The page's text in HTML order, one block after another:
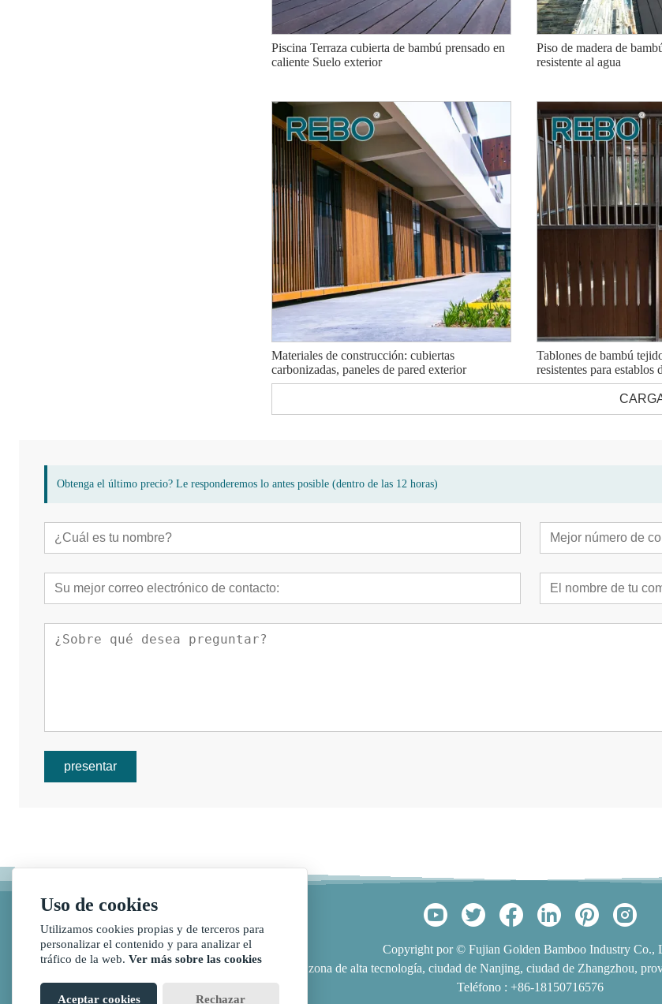
Piscina Terraza cubierta de bambú prensado en
caliente Suelo exterior
Piso de madera de
resistente al agua
Materiales de construcción: cubiertas
carbonizadas, paneles de pared exterior
Tablones de bambú
resistentes para establos
Obtenga el último precio? Le responderemos lo antes posible (dentro de las 12 horas)
presentar
Copyright por © Fujian Golden Bamboo Industry Co.,
No.175, carretera nacional 319, zona de alta tecnología, ciudad de Nanjing, ciudad de Zhangzhou,
Teléfono : +86-18150716576
Uso de cookies
Utilizamos cookies propias y de terceros para
personalizar el contenido y para analizar el
tráfico de la web. Ver más sobre las cookies
Aceptar cookies Rechazar